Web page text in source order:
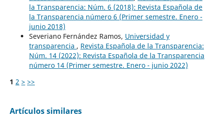
la Transparencia: Núm. 6 (2018): Revista Española de
la Transparencia número 6 (Primer semestre. Enero -
junio 2018)
Severiano Fernández Ramos, Universidad y
transparencia , Revista Española de la Transparencia:
Núm. 14 (2022): Revista Española de la Transparencia
número 14 (Primer semestre. Enero - junio 2022)
1 2 > >>
Artículos similares